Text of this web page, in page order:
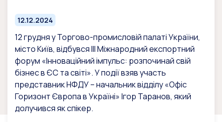
12.12.2024
12 грудня у Торгово-промисловій палаті України,
місто Київ, відбувся ІІІ Міжнародний експортний
форум «Інноваційний імпульс: розпочинай свій
бізнес в ЄС та світі». У події взяв участь
представник НФДУ – начальник відділу «Офіс
Горизонт Європа в Україні» Ігор Таранов, який
долучився як спікер.